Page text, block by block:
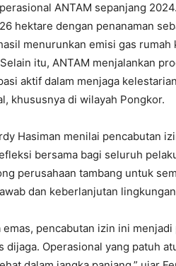
ANTAM sepanjang
hektare dengan penanaman
menurunkan emisi gas rumah
itu, ANTAM menjalankan
aktif dalam menjaga
khususnya di wilayah Pongkor.
Hasiman menilai pencabutan
bersama bagi seluruh
perusahaan tambang untuk
dan keberlanjutan
pencabutan izin ini
Operasional yang patuh